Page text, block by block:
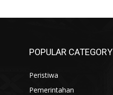
POPULAR CATEGORY
Peristiwa
Pemerintahan